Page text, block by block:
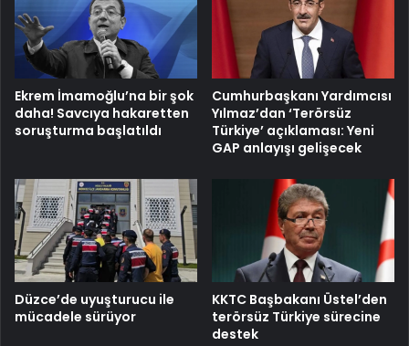
Ekrem İmamoğlu’na bir şok
daha! Savcıya hakaretten
soruşturma başlatıldı
Cumhurbaşkanı Yardımcısı
Yılmaz’dan ‘Terörsüz
Türkiye’ açıklaması: Yeni
GAP anlayışı gelişecek
Düzce’de uyuşturucu ile
mücadele sürüyor
KKTC Başbakanı Üstel’den
terörsüz Türkiye sürecine
destek